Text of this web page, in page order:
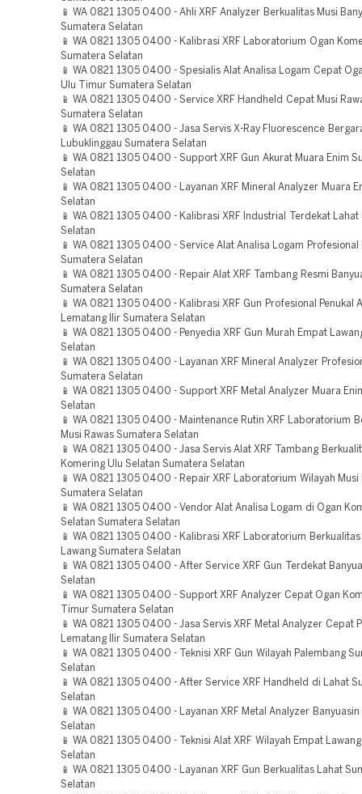
📱 WA 0821 1305 0400 - Ahli XRF Analyzer Berkualitas Musi
Sumatera Selatan
📱 WA 0821 1305 0400 - Kalibrasi XRF Laboratorium Ogan
Sumatera Selatan
📱 WA 0821 1305 0400 - Spesialis Alat Analisa Logam Cepat
Ulu Timur Sumatera Selatan
📱 WA 0821 1305 0400 - Service XRF Handheld Cepat Musi
Sumatera Selatan
📱 WA 0821 1305 0400 - Jasa Servis X-Ray Fluorescence
Lubuklinggau Sumatera Selatan
📱 WA 0821 1305 0400 - Support XRF Gun Akurat Muara Enim
Selatan
📱 WA 0821 1305 0400 - Layanan XRF Mineral Analyzer Muara
Selatan
📱 WA 0821 1305 0400 - Kalibrasi XRF Industrial Terdekat Lahat
Selatan
📱 WA 0821 1305 0400 - Service Alat Analisa Logam Profesional
Sumatera Selatan
📱 WA 0821 1305 0400 - Repair Alat XRF Tambang Resmi
Sumatera Selatan
📱 WA 0821 1305 0400 - Kalibrasi XRF Gun Profesional Penukal
Lematang Ilir Sumatera Selatan
📱 WA 0821 1305 0400 - Penyedia XRF Gun Murah Empat
Selatan
📱 WA 0821 1305 0400 - Layanan XRF Mineral Analyzer
Sumatera Selatan
📱 WA 0821 1305 0400 - Support XRF Metal Analyzer Muara
Selatan
📱 WA 0821 1305 0400 - Maintenance Rutin XRF Laboratorium
Musi Rawas Sumatera Selatan
📱 WA 0821 1305 0400 - Jasa Servis Alat XRF Tambang
Komering Ulu Selatan Sumatera Selatan
📱 WA 0821 1305 0400 - Repair XRF Laboratorium Wilayah Musi
Sumatera Selatan
📱 WA 0821 1305 0400 - Vendor Alat Analisa Logam di Ogan
Selatan Sumatera Selatan
📱 WA 0821 1305 0400 - Kalibrasi XRF Laboratorium Berkualitas
Lawang Sumatera Selatan
📱 WA 0821 1305 0400 - After Service XRF Gun Terdekat
Selatan
📱 WA 0821 1305 0400 - Support XRF Analyzer Cepat Ogan
Timur Sumatera Selatan
📱 WA 0821 1305 0400 - Jasa Servis XRF Metal Analyzer Cepat
Lematang Ilir Sumatera Selatan
📱 WA 0821 1305 0400 - Teknisi XRF Gun Wilayah Palembang
Selatan
📱 WA 0821 1305 0400 - After Service XRF Handheld di Lahat
Selatan
📱 WA 0821 1305 0400 - Layanan XRF Metal Analyzer
Selatan
📱 WA 0821 1305 0400 - Teknisi Alat XRF Wilayah Empat
Selatan
📱 WA 0821 1305 0400 - Layanan XRF Gun Berkualitas Lahat
Selatan